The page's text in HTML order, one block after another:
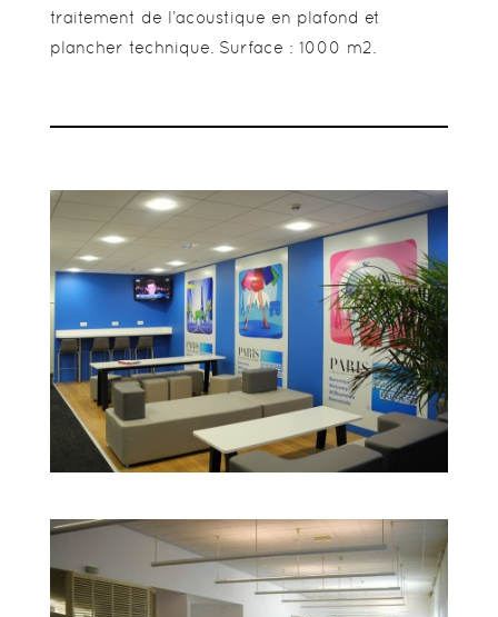
traitement de l’acoustique en plafond et
plancher technique. Surface : 1000 m2.